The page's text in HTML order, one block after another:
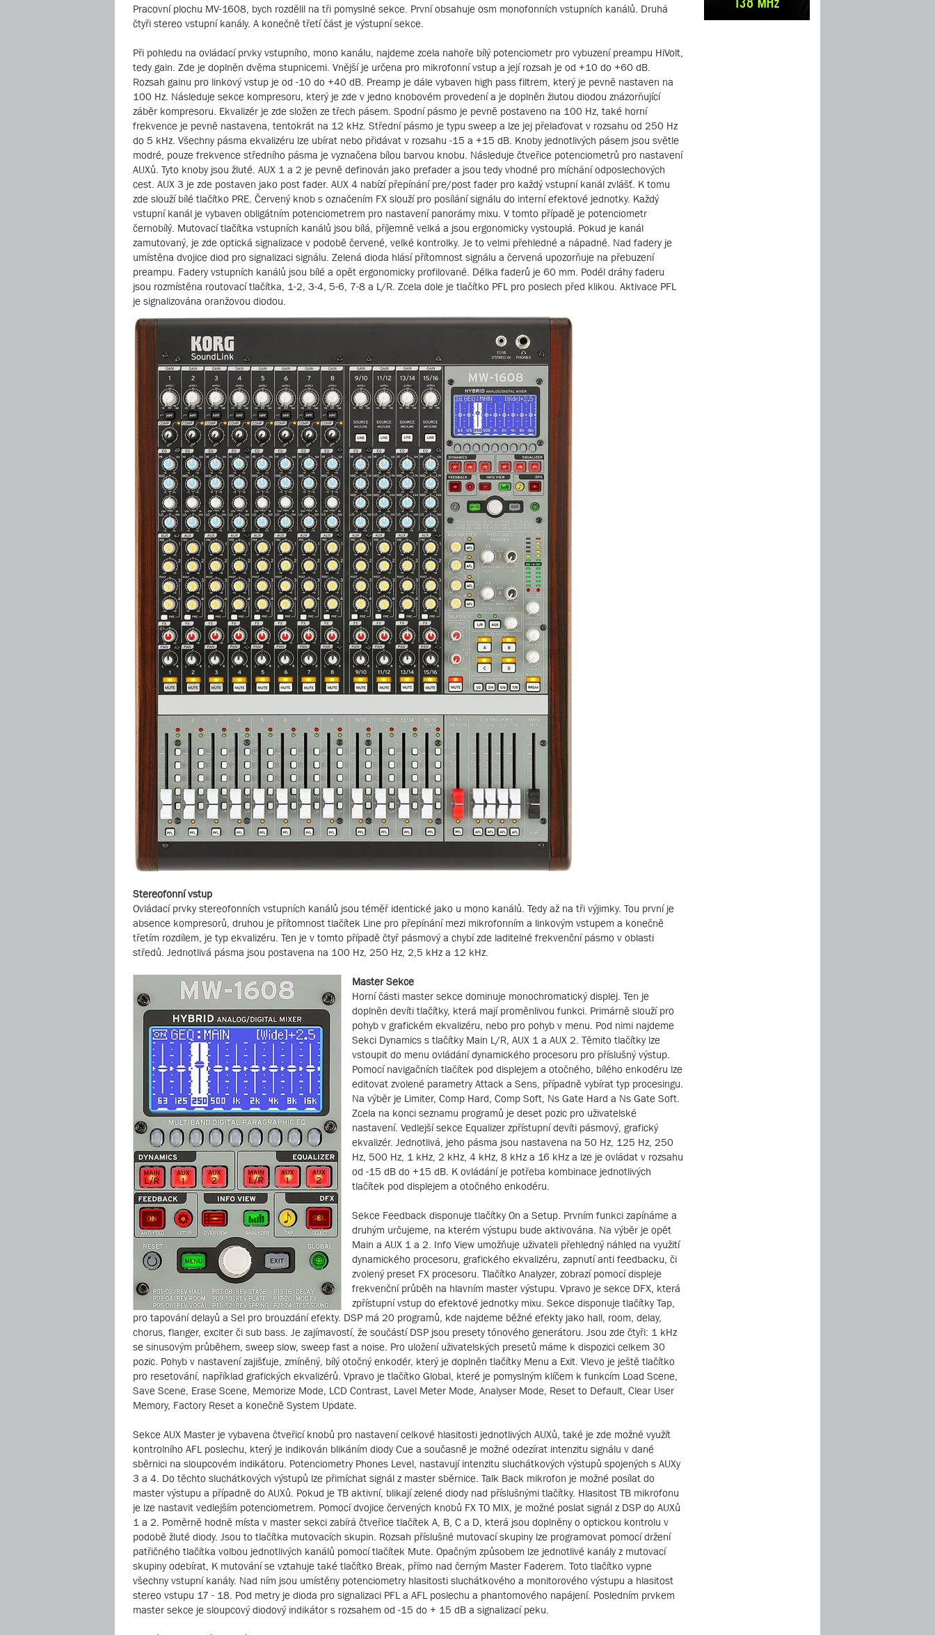
Pracovní plochu MV-1608, bych rozdělil na tři pomyslné sekce. První obsahuje osm monofonních vstupních kanálů. Druhá
čtyři stereo vstupní kanály. A konečně třetí část je výstupní sekce.
Při pohledu na ovládací prvky vstupního, mono kanálu, najdeme zcela nahoře bílý potenciometr pro vybuzení preampu HiVolt,
tedy gain. Zde je doplněn dvěma stupnicemi. Vnější je určena pro mikrofonní vstup a její rozsah je od +10 do +60 dB.
Rozsah gainu pro linkový vstup je od -10 do +40 dB. Preamp je dále vybaven high pass filtrem, který je pevně nastaven na
100 Hz. Následuje sekce kompresoru, který je zde v jedno knobovém provedení a je doplněn žlutou diodou znázorňující
záběr kompresoru. Ekvalizér je zde složen ze třech pásem. Spodní pásmo je pevně postaveno na 100 Hz, také horní
frekvence je pevně nastavena, tentokrát na 12 kHz. Střední pásmo je typu sweep a lze jej přelaďovat v rozsahu od 250 Hz
do 5 kHz. Všechny pásma ekvalizéru lze ubírat nebo přidávat v rozsahu -15 a +15 dB. Knoby jednotlivých pásem jsou světle
modré, pouze frekvence středního pásma je vyznačena bílou barvou knobu. Následuje čtveřice potenciometrů pro nastavení
AUXů. Tyto knoby jsou žluté. AUX 1 a 2 je pevně definován jako prefader a jsou tedy vhodné pro míchání odposlechových
cest. AUX 3 je zde postaven jako post fader. AUX 4 nabízí přepínání pre/post fader pro každý vstupní kanál zvlášť. K tomu
zde slouží bílé tlačítko PRE. Červený knob s označením FX slouží pro posílání signálu do interní efektové jednotky. Každý
vstupní kanál je vybaven obligátním potenciometrem pro nastavení panorámy mixu. V tomto případě je potenciometr
černobílý. Mutovací tlačítka vstupních kanálů jsou bílá, příjemně velká a jsou ergonomicky vystouplá. Pokud je kanál
zamutovaný, je zde optická signalizace v podobě červené, velké kontrolky. Je to velmi přehledné a nápadné. Nad fadery je
umístěna dvojice diod pro signalizaci signálu. Zelená dioda hlásí přítomnost signálu a červená upozorňuje na přebuzení
preampu. Fadery vstupních kanálů jsou bílé a opět ergonomicky profilované. Délka faderů je 60 mm. Podél dráhy faderu
jsou rozmístěna routovací tlačítka, 1-2, 3-4, 5-6, 7-8 a L/R. Zcela dole je tlačítko PFL pro poslech před klikou. Aktivace PFL
je signalizována oranžovou diodou.
Stereofonní vstup
Ovládací prvky stereofonních vstupních kanálů jsou téměř identické jako u mono kanálů. Tedy až na tři výjimky. Tou první je
absence kompresorů, druhou je přítomnost tlačítek Line pro přepínání mezi mikrofonním a linkovým vstupem a konečně
třetím rozdílem, je typ ekvalizéru. Ten je v tomto případě čtyř pásmový a chybí zde laditelné frekvenční pásmo v oblasti
středů. Jednotlivá pásma jsou postavena na 100 Hz, 250 Hz, 2,5 kHz a 12 kHz.
Master Sekce
Horní části master sekce dominuje monochromatický displej. Ten je
doplněn devíti tlačítky, která mají proměnlivou funkci. Primárně slouží pro
pohyb v grafickém ekvalizéru, nebo pro pohyb v menu. Pod nimi najdeme
Sekci Dynamics s tlačítky Main L/R, AUX 1 a AUX 2. Těmito tlačítky lze
vstoupit do menu ovládání dynamického procesoru pro příslušný výstup.
Pomocí navigačních tlačítek pod displejem a otočného, bílého enkodéru lze
editovat zvolené parametry Attack a Sens, případně vybírat typ procesingu.
Na výběr je Limiter, Comp Hard, Comp Soft, Ns Gate Hard a Ns Gate Soft.
Zcela na konci seznamu programů je deset pozic pro uživatelské
nastavení. Vedlejší sekce Equalizer zpřístupní devíti pásmový, grafický
ekvalizér. Jednotlivá, jeho pásma jsou nastavena na 50 Hz, 125 Hz, 250
Hz, 500 Hz, 1 kHz, 2 kHz, 4 kHz, 8 kHz a 16 kHz a lze je ovládat v rozsahu
od -15 dB do +15 dB. K ovládání je potřeba kombinace jednotlivých
tlačítek pod displejem a otočného enkodéru.
Sekce Feedback disponuje tlačítky On a Setup. Prvním funkci zapínáme a
druhým určujeme, na kterém výstupu bude aktivována. Na výběr je opět
Main a AUX 1 a 2. Info View umožňuje uživateli přehledný náhled na využití
dynamického procesoru, grafického ekvalizéru, zapnutí anti feedbacku, či
zvolený preset FX procesoru. Tlačítko Analyzer, zobrazí pomocí displeje
frekvenční průběh na hlavním master výstupu. Vpravo je sekce DFX, která
zpřístupní vstup do efektové jednotky mixu. Sekce disponuje tlačítky Tap,
pro tapování delayů a Sel pro brouzdání efekty. DSP má 20 programů, kde najdeme běžné efekty jako hall, room, delay,
chorus, flanger, exciter či sub bass. Je zajímavostí, že součástí DSP jsou presety tónového generátoru. Jsou zde čtyři: 1 kHz
se sinusovým průběhem, sweep slow, sweep fast a noise. Pro uložení uživatelských presetů máme k dispozici celkem 30
pozic. Pohyb v nastavení zajišťuje, zmíněný, bílý otočný enkodér, který je doplněn tlačítky Menu a Exit. Vlevo je ještě tlačítko
pro resetování, například grafických ekvalizérů. Vpravo je tlačítko Global, které je pomyslným klíčem k funkcím Load Scene,
Save Scene, Erase Scene, Memorize Mode, LCD Contrast, Lavel Meter Mode, Analyser Mode, Reset to Default, Clear User
Memory, Factory Reset a konečně System Update.
Sekce AUX Master je vybavena čtveřicí knobů pro nastavení celkové hlasitosti jednotlivých AUXů, také je zde možné využít
kontrolního AFL poslechu, který je indikován blikáním diody Cue a současně je možné odezírat intenzitu signálu v dané
sběrnici na sloupcovém indikátoru. Potenciometry Phones Level, nastavují intenzitu sluchátkových výstupů spojených s AUXy
3 a 4. Do těchto sluchátkových výstupů lze přimíchat signál z master sběrnice. Talk Back mikrofon je možné posílat do
master výstupu a případně do AUXů. Pokud je TB aktivní, blikají zelené diody nad příslušnými tlačítky. Hlasitost TB mikrofonu
je lze nastavit vedlejším potenciometrem. Pomocí dvojice červených knobů FX TO MIX, je možné poslat signál z DSP do AUXů
1 a 2. Poměrně hodně místa v master sekci zabírá čtveřice tlačítek A, B, C a D, která jsou doplněny o optickou kontrolu v
podobě žluté diody. Jsou to tlačítka mutovacích skupin. Rozsah příslušné mutovací skupiny lze programovat pomocí držení
patřičného tlačítka volbou jednotlivých kanálů pomocí tlačítek Mute. Opačným způsobem lze jednotlivé kanály z mutovací
skupiny odebírat, K mutování se vztahuje také tlačítko Break, přímo nad černým Master Faderem. Toto tlačítko vypne
všechny vstupní kanály. Nad ním jsou umístěny potenciometry hlasitosti sluchátkového a monitorového výstupu a hlasitost
stereo vstupu 17 - 18. Pod metry je dioda pro signalizaci PFL a AFL poslechu a phantomového napájení. Posledním prvkem
master sekce je sloupcový diodový indikátor s rozsahem od -15 do + 15 dB a signalizací peku.